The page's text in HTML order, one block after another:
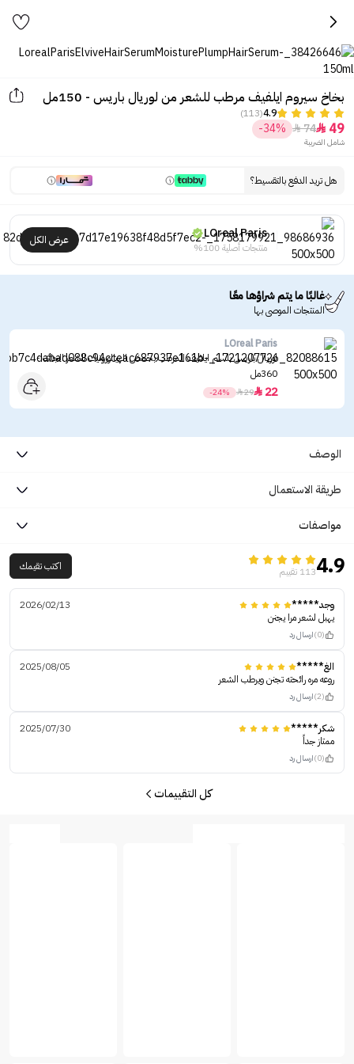
بخاخ سيروم ايلفيف مرطب للشعر من لوريال باريس - 150مل
4.9
(113)
49

74

-34%
شامل الضريبة
هل تريد الدفع بالتقسيط؟
LOreal Paris
منتجات أصلية 100%
عرض الكل
غالبًا ما يتم شراؤها معًا
المنتجات الموصى بها
LOreal Paris
لوريال باريس بلسم ايلفيف المرطب بحمض الهيالورونيك للشعر الجاف -
360مل
22

29

-24%
الوصف
طريقة الاستعمال
مواصفات
4.9113 تقييم اكتب تقيمك
وجد*****
2026/02/13
يهبل لشعر مرا يجنن
(0) ارسال رد
الغ*****
2025/08/05
روعه مره رائحته تجنن ويرطب الشعر
(2) ارسال رد
شكر*****
2025/07/30
‏ممتاز جداً
(0) ارسال رد
كل التقييمات